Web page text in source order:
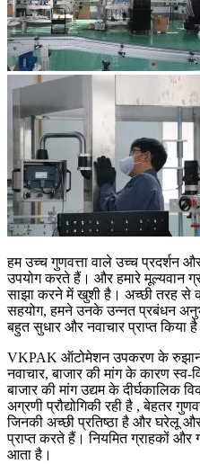
हम उच्च गुणवत्ता वाले उच्च प्रदर्शन
उपयोग करते हैं। और हमारे मूल्यवान
साझा करने में खुशी है। अच्छी तरह से
सहयोग, हमने उनके उन्नत प्रबंधन
बहुत सुधार और नवाचार प्राप्त किया
VKPAK ऑटोमेशन उपकरण के
नवाचार, बाजार की मांग के कारण
बाजार की मांग उद्यम के दीर्घकालिक
अग्रणी प्रौद्योगिकी रही है , बेहतर
जिनकी अच्छी प्रतिष्ठा है और घरेलू और
प्राप्त करते हैं। नियमित ग्राहकों और
आता है।